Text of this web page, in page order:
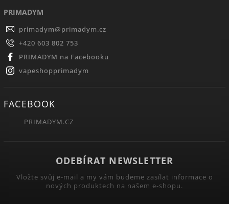
PRIMADYM
primadym@primadym.cz
+420 603 802 753
PRIMADYM na Facebooku
vapeshopprimadym
FACEBOOK
PRIMADYM.CZ
ODEBÍRAT NEWSLETTER
Vložte svůj e-mail a my vám budeme zasílat informace o
nových produktech na našem e-shopu.